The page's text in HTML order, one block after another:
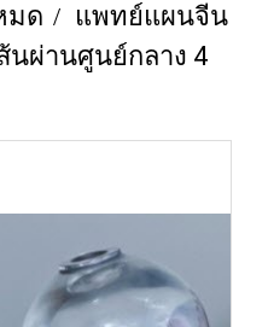
มด
แพทย์แผนจีน
นผ่านศูนย์กลาง 4